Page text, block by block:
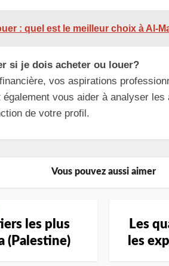
: quel est le meilleur choix à Al-
si je dois acheter ou louer?
vos aspirations
vous aider à analyser
de votre profil.
Vous pouvez aussi aimer
les plus
(Palestine)
Les
les